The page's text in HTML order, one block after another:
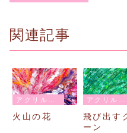
関連記事
火山の花
飛び出す
ーン